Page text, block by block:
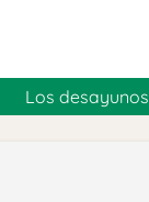
Los desayunos